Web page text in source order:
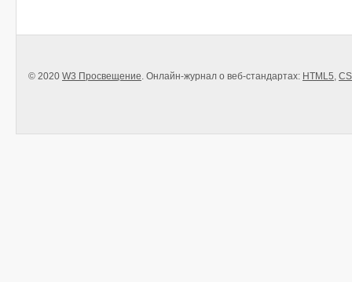
© 2020 W3 Просвещение. Онлайн-журнал о веб-стандартах: HTML5,